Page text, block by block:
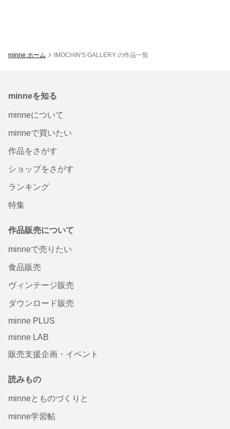
minne ホーム IMOCHIN'S GALLERY の作品一覧
minneを知る
minneについて
minneで買いたい
作品をさがす
ショップをさがす
ランキング
特集
作品販売について
minneで売りたい
食品販売
ヴィンテージ販売
ダウンロード販売
minne PLUS
minne LAB
販売支援企画・イベント
読みもの
minneとものづくりと
minne学習帖